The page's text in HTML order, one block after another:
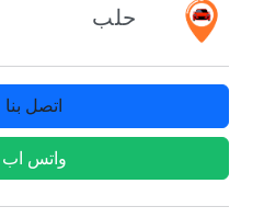
حلب
اتصل بنا
واتس اب